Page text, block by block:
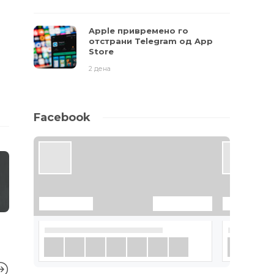
Apple привремено го
отстрани Telegram од App
Store
2 дена
Facebook